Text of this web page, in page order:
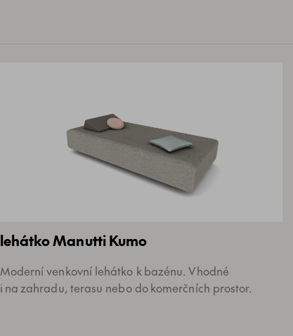
lehátko Manutti Kumo
Moderní venkovní lehátko k bazénu. Vhodné
i na zahradu, terasu nebo do komerčních prostor.